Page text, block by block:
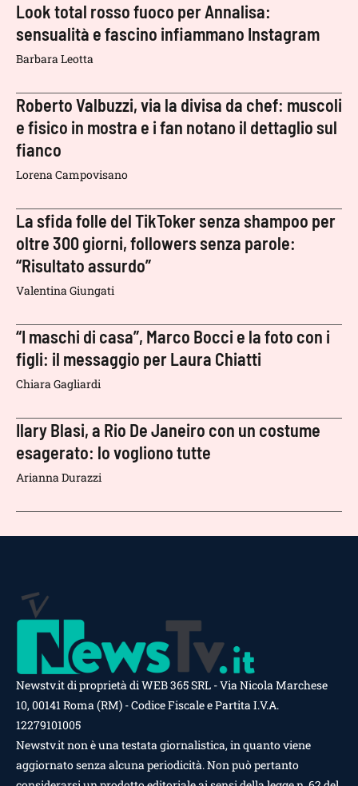
Look total rosso fuoco per Annalisa:
sensualità e fascino infiammano Instagram
Barbara Leotta
Roberto Valbuzzi, via la divisa da chef: muscoli
e fisico in mostra e i fan notano il dettaglio sul
fianco
Lorena Campovisano
La sfida folle del TikToker senza shampoo per
oltre 300 giorni, followers senza parole:
“Risultato assurdo”
Valentina Giungati
“I maschi di casa”, Marco Bocci e la foto con i
figli: il messaggio per Laura Chiatti
Chiara Gagliardi
Ilary Blasi, a Rio De Janeiro con un costume
esagerato: lo vogliono tutte
Arianna Durazzi
Newstv.it di proprietà di WEB 365 SRL - Via Nicola Marchese
10, 00141 Roma (RM) - Codice Fiscale e Partita I.V.A.
12279101005
Newstv.it non è una testata giornalistica, in quanto viene
aggiornato senza alcuna periodicità. Non può pertanto